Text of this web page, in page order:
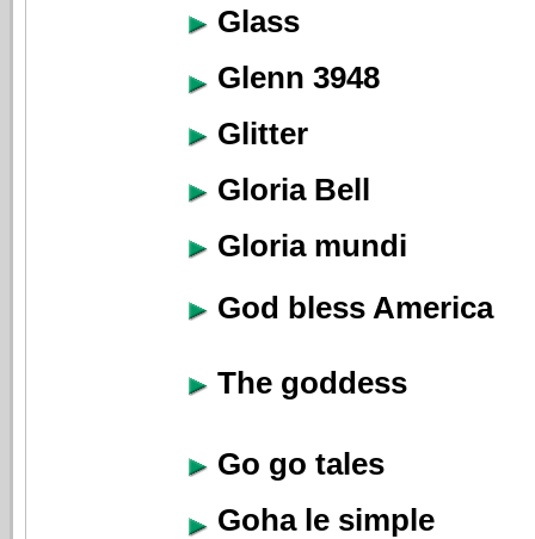
Glass
Glenn 3948
Glitter
Gloria Bell
Gloria mundi
God bless America
The goddess
Go go tales
Goha le simple